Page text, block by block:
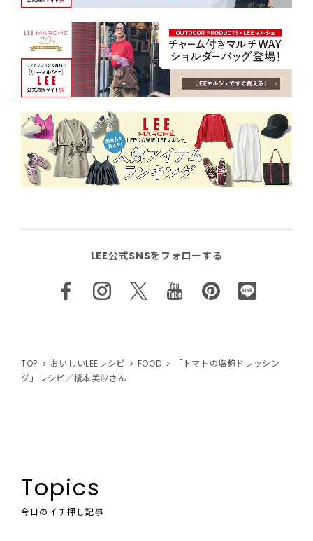
LEE公式SNSをフォローする
TOP おいしいLEEレシピ FOOD
「トマトの塩麹ドレッシン
グ」レシピ／榎本美沙さん
Topics
今日のイチ押し記事